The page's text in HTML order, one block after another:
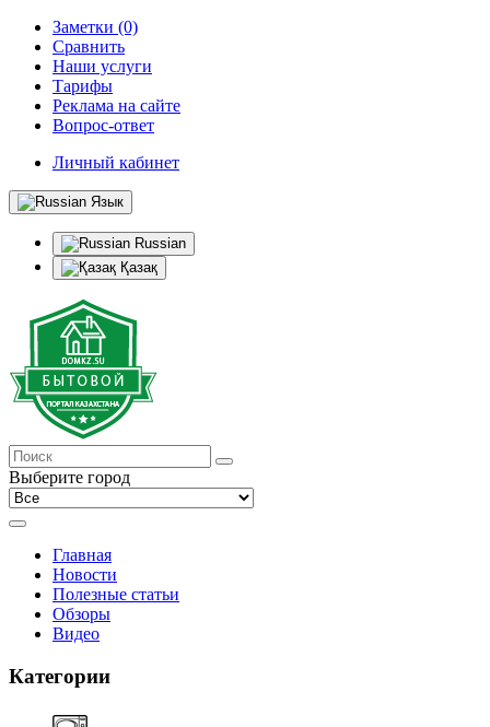
Заметки (0)
Сравнить
Наши услуги
Тарифы
Реклама на сайте
Вопрос-ответ
Личный кабинет
Язык
Russian
Қазақ
Выберите город
Главная
Новости
Полезные статьи
Обзоры
Видео
Категории